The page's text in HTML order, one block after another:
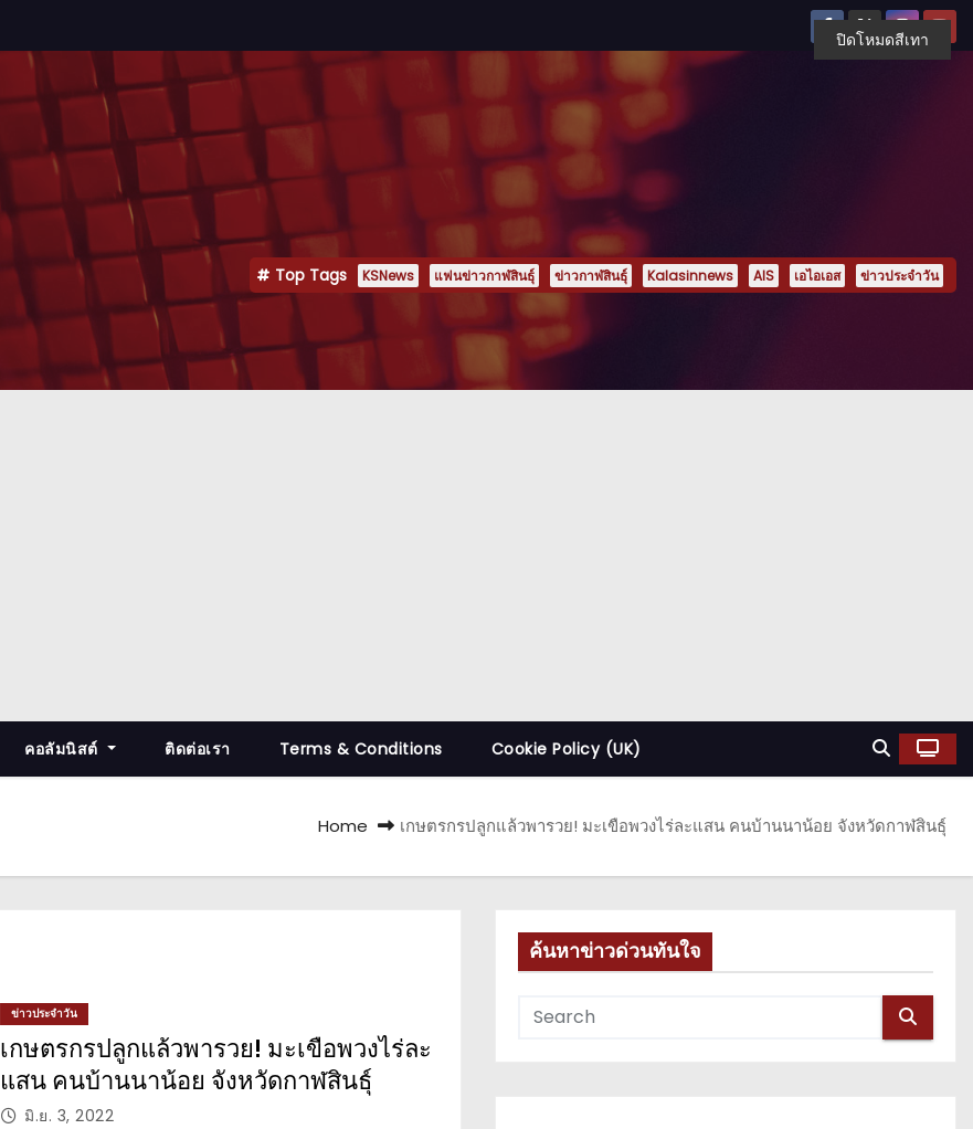
Top Tags KSNews แฟนข่าวกาฬสินธุ์ ข่าวกาฬสินธุ์ Kalasinnews AIS เอไอเอส ข่าวประจำวัน
คอลัมนิสต์ ติดต่อเรา Terms & Conditions Cookie Policy (UK)
Home เกษตรกรปลูกแล้วพารวย! มะเขือพวงไร่ละแสน คนบ้านนาน้อย จังหวัดกาฬสินธุ์
ข่าวประจำวัน
เกษตรกรปลูกแล้วพารวย! มะเขือพวงไร่ละ
แสน คนบ้านนาน้อย จังหวัดกาฬสินธุ์
มิ.ย. 3, 2022
ค้นหาข่าวด่วนทันใจ
ปิดโหมดสีเทา